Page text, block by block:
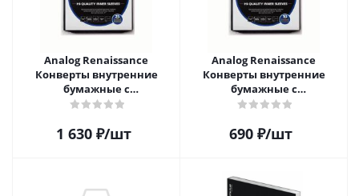
Analog Renaissance
Конверты внутренние
бумажные с
антистатическим пакетом
Audiophile Paper+Plastic (25
1 630₽/шт
Analog Renaissance
Конверты внутренние
бумажные с
антистатическим пакетом
Audiophile Paper+Plastic (10
690 ₽/шт